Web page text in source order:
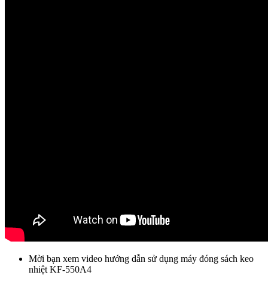
Mời bạn xem video hướng dẫn sử dụng máy đóng sách keo
nhiệt KF-550A4